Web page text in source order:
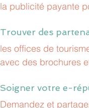
la publicité payante
Trouver des
les offices de
avec des brochures
Soigner votre e-
Demandez et